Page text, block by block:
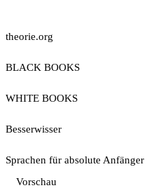
theorie.org
BLACK BOOKS
WHITE BOOKS
Besserwisser
Sprachen für absolute Anfänger
Vorschau